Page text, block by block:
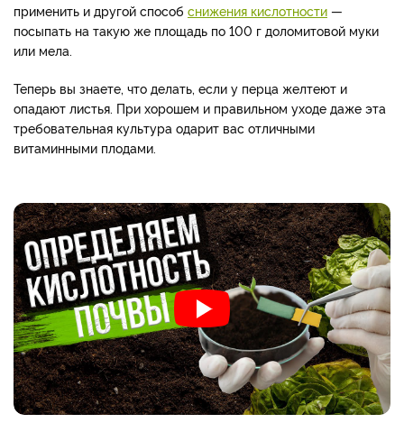
применить и другой способ снижения кислотности —
посыпать на такую же площадь по 100 г доломитовой муки
или мела.
Теперь вы знаете, что делать, если у перца желтеют и
опадают листья. При хорошем и правильном уходе даже эта
требовательная культура одарит вас отличными
витаминными плодами.